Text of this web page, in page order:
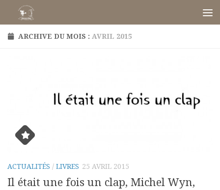
Skip to content
ARCHIVE DU MOIS : AVRIL 2015
ACTUALITÉS / LIVRES 25 AVRIL 2015
Il était une fois un clap, Michel Wyn,